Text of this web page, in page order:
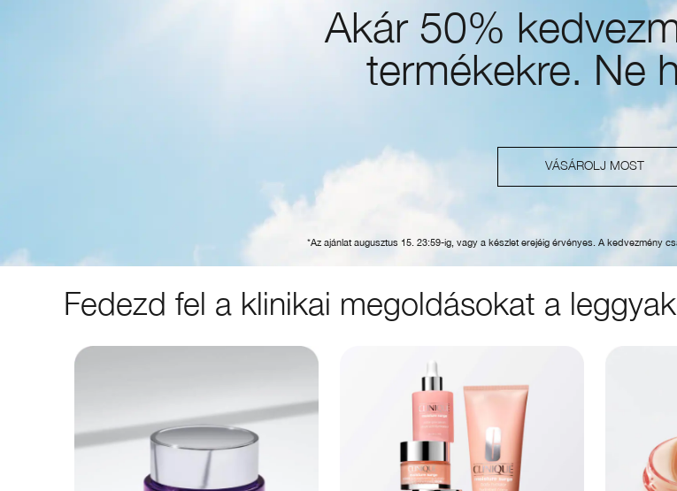
Akár 50%
termékekre. Ne
VÁSÁROLJ MOST
*Az ajánlat augusztus 15. 23:59-ig, vagy a készlet erejéig érvényes. A kedvezmény
Fedezd fel a klinikai megoldásokat a